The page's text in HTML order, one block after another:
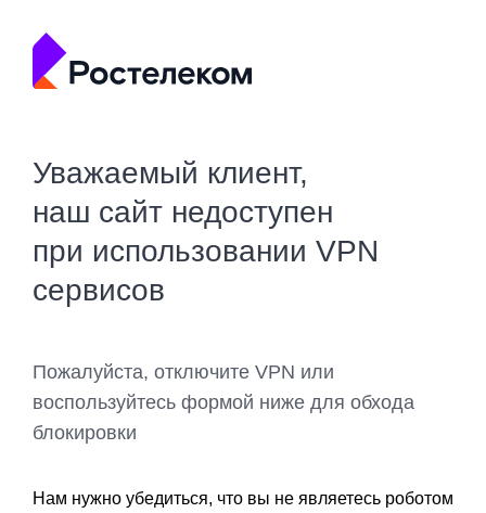
Уважаемый клиент,
наш сайт недоступен
при использовании VPN
сервисов
Пожалуйста, отключите VPN или
воспользуйтесь формой ниже для обхода
блокировки
Нам нужно убедиться, что вы не являетесь роботом